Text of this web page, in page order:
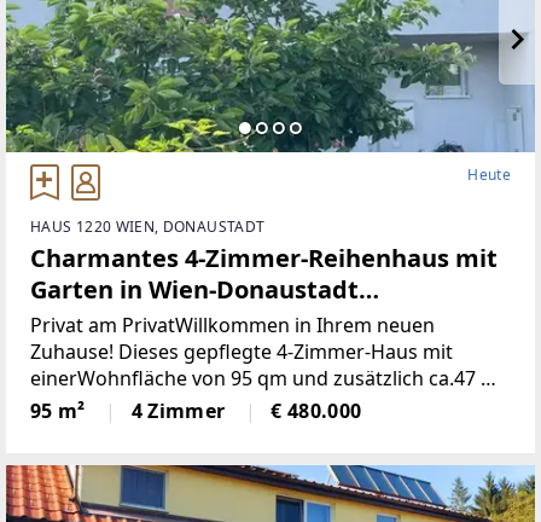
Heute
HAUS 1220 WIEN, DONAUSTADT
Charmantes 4-Zimmer-Reihenhaus mit
Garten in Wien-Donaustadt
(Provisionsfrei)
Privat am PrivatWillkommen in Ihrem neuen
Zuhause! Dieses gepflegte 4-Zimmer-Haus mit
einerWohnfläche von 95 qm und zusätzlich ca.47 m2
Keller einem großzügigen Grundstückvon 197 qm
bietet Ihnen und Ihrer Familie den idealen
95 m² 4 Zimmer € 480.000